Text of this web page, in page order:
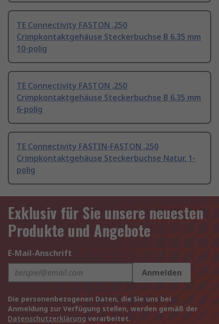
TE Connectivity FASTON .250
Crimpkontaktgehäuse Steckerbuchse B 6.35 mm
10-polig
TE Connectivity FASTON .250
Crimpkontaktgehäuse Steckerbuchse B 6.35 mm
6-polig
TE Connectivity FASTIN-FASTON .250
Crimpkontaktgehäuse Steckerbuchse Natur, 1-
polig
Exklusiv für Sie unsere neuesten
Produkte und Angebote
E-Mail-Anschrift
Anmelden
Die personenbezogenen Daten, die Sie uns bei
Anmeldung zur Verfügung stellen, werden gemäß der
Datenschutzerklärung verarbeitet.